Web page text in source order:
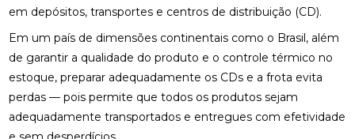
em depósitos, transportes e centros de distribuição (CD).
Em um país de dimensões continentais como o Brasil, além
de garantir a qualidade do produto e o controle térmico no
estoque, preparar adequadamente os CDs e a frota evita
perdas — pois permite que todos os produtos sejam
adequadamente transportados e entregues com efetividade